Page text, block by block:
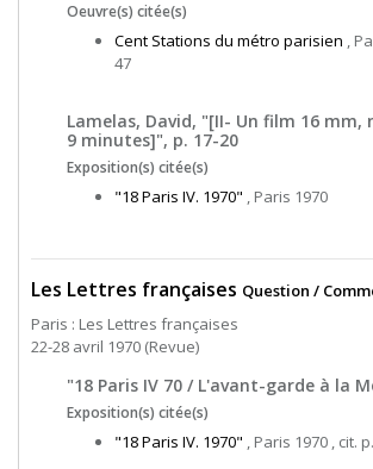
Oeuvre(s) citée(s)
Cent Stations du métro parisien ,
47
Lamelas, David, "[II- Un film 16 mm,
9 minutes]", p. 17-20
Exposition(s) citée(s)
"18 Paris IV. 1970" , Paris 1970
Les Lettres françaises Question /
Paris : Les Lettres françaises
22-28 avril 1970 (Revue)
"18 Paris IV 70 / L'avant-garde à la
Exposition(s) citée(s)
"18 Paris IV. 1970" , Paris 1970 , cit.